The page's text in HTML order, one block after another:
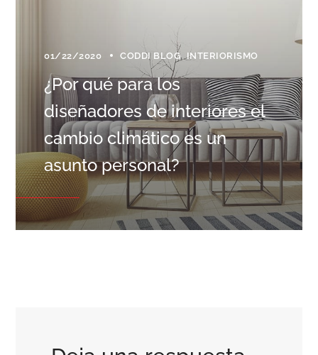
01/22/2020 CODDI BLOG INTERIORISMO
¿Por qué para los
diseñadores de interiores el
cambio climático es un
asunto personal?